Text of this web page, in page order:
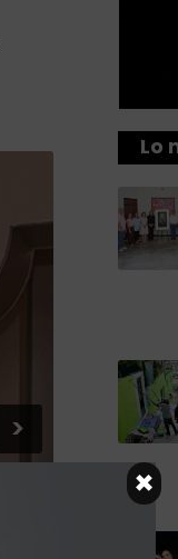
>
Lo
×